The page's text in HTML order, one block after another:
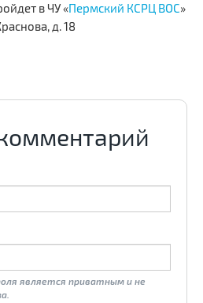
...
в ЧУ «Пермский КСРЦ ВОС»
д. 18
является приватным и не